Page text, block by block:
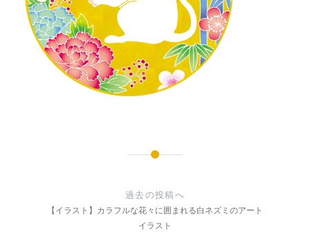
過去の投稿へ
【イラスト】カラフルな花々に囲まれる白ネズミのアート
イラスト